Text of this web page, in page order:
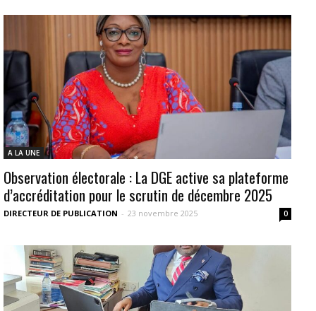
A LA UNE
Observation électorale : La DGE active sa plateforme
d’accréditation pour le scrutin de décembre 2025
DIRECTEUR DE PUBLICATION - 23 novembre 2025 0